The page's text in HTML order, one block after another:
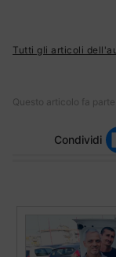
Tutti gli articoli
Questo articolo fa
Condividi